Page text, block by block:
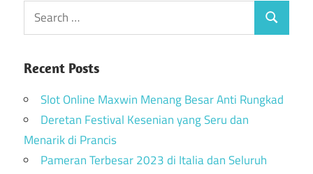
Recent Posts
Slot Online Maxwin Menang Besar Anti Rungkad
Deretan Festival Kesenian yang Seru dan
Menarik di Prancis
Pameran Terbesar 2023 di Italia dan Seluruh